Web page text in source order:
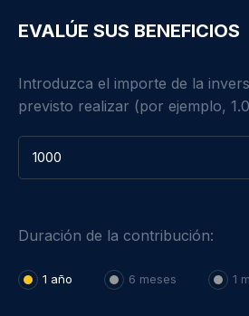
EVALÚE SUS BENEFICIOS
Introduzca el importe de la
previsto realizar (por ejemplo,
Duración de la contribución:
1 año 6 meses 1